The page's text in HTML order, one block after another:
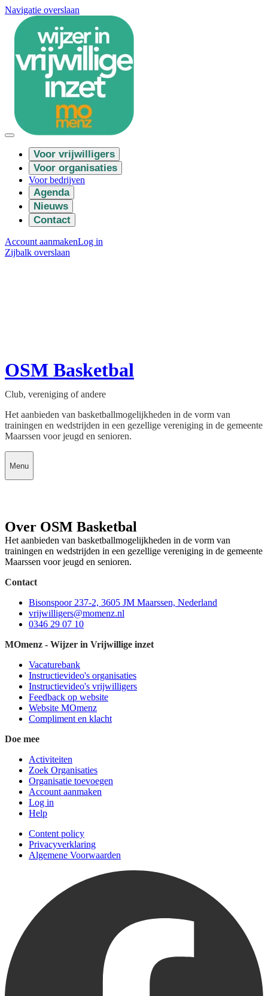
Navigatie overslaan
Voor vrijwilligers
Voor organisaties
Voor bedrijven
Agenda
Nieuws
Contact
Account aanmakenLog in
Zijbalk overslaan
OSM Basketbal
Club, vereniging of andere
Het aanbieden van basketballmogelijkheden in de vorm van
trainingen en wedstrijden in een gezellige vereniging in de gemeente
Maarssen voor jeugd en senioren.
Menu
Over OSM Basketbal
Het aanbieden van basketballmogelijkheden in de vorm van
trainingen en wedstrijden in een gezellige vereniging in de gemeente
Maarssen voor jeugd en senioren.
Contact
Bisonspoor 237-2, 3605 JM Maarssen, Nederland
vrijwilligers@momenz.nl
0346 29 07 10
MOmenz - Wijzer in Vrijwillige inzet
Vacaturebank
Instructievideo's organisaties
Instructievideo's vrijwilligers
Feedback op website
Website MOmenz
Compliment en klacht
Doe mee
Activiteiten
Zoek Organisaties
Organisatie toevoegen
Account aanmaken
Log in
Help
Content policy
Privacyverklaring
Algemene Voorwaarden